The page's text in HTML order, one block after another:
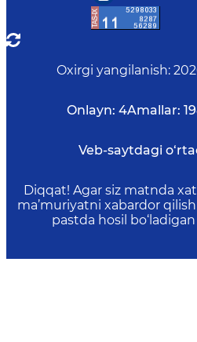
Oxirgi yangilanish:
Onlayn: 4Amallar:
Veb-saytdagi
Diqqat! Agar siz matnda
ma’muriyatni xabardor
pastda hosil